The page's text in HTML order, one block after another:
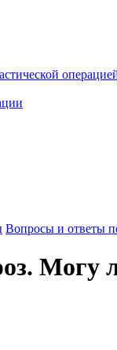
Вопросы и ответы
Могу